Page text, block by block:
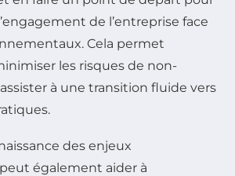
de l’entreprise face
Cela permet
les risques de non-
à une transition fluide vers
des enjeux
également aider à